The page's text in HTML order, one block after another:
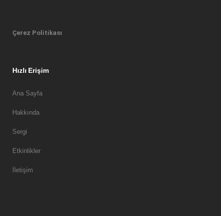
Çerez Politikası
Hızlı Erişim
Ana Sayfa
Hakkında
Sergi
Etkinlikler
İletişim